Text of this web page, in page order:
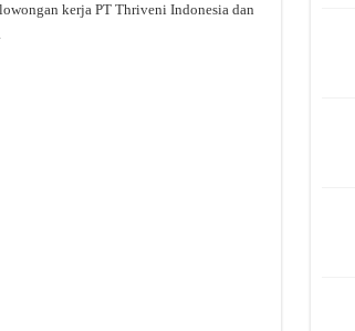
kerja PT Thriveni Indonesia dan